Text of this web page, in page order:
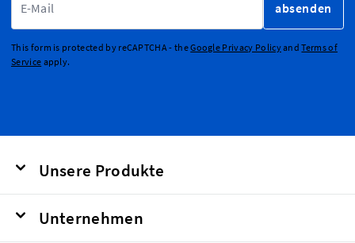
absenden
This form is protected by reCAPTCHA - theGoogle Privacy PolicyandTerms of
Service apply.
Unsere Produkte
Unternehmen